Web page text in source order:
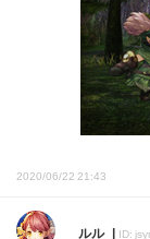
2020/06/22 21:43
ルル ID: